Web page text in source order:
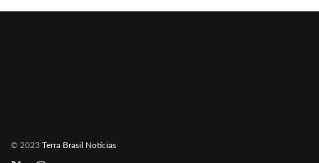
© 2023 Terra Brasil Notícias